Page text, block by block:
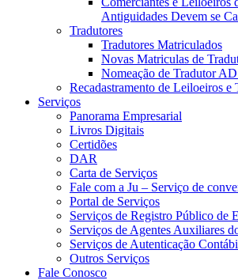
Antiguidades Devem se
Tradutores
Tradutores Matriculados
Novas Matriculas de
Nomeação de Tradutor
Recadastramento de Leiloeiros e
Serviços
Panorama Empresarial
Livros Digitais
Certidões
DAR
Carta de Serviços
Fale com a Ju – Serviço de
Portal de Serviços
Serviços de Registro Público de
Serviços de Agentes Auxiliares
Serviços de Autenticação
Outros Serviços
Fale Conosco